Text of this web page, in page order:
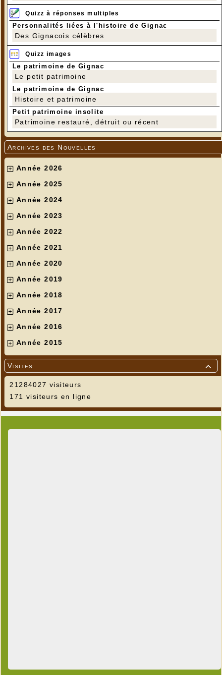
Quizz à réponses multiples
Personnalités liées à l'histoire de Gignac
Des Gignacois célèbres
Quizz images
Le patrimoine de Gignac
Le petit patrimoine
Le patrimoine de Gignac
Histoire et patrimoine
Petit patrimoine insolite
Patrimoine restauré, détruit ou récent
Archives des Nouvelles
Année 2026
Année 2025
Année 2024
Année 2023
Année 2022
Année 2021
Année 2020
Année 2019
Année 2018
Année 2017
Année 2016
Année 2015

Visites
21284027 visiteurs
171 visiteurs en ligne